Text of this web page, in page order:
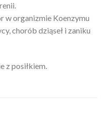
w organizmie Koenzymu
chorób dziąseł i zaniku
z posiłkiem.